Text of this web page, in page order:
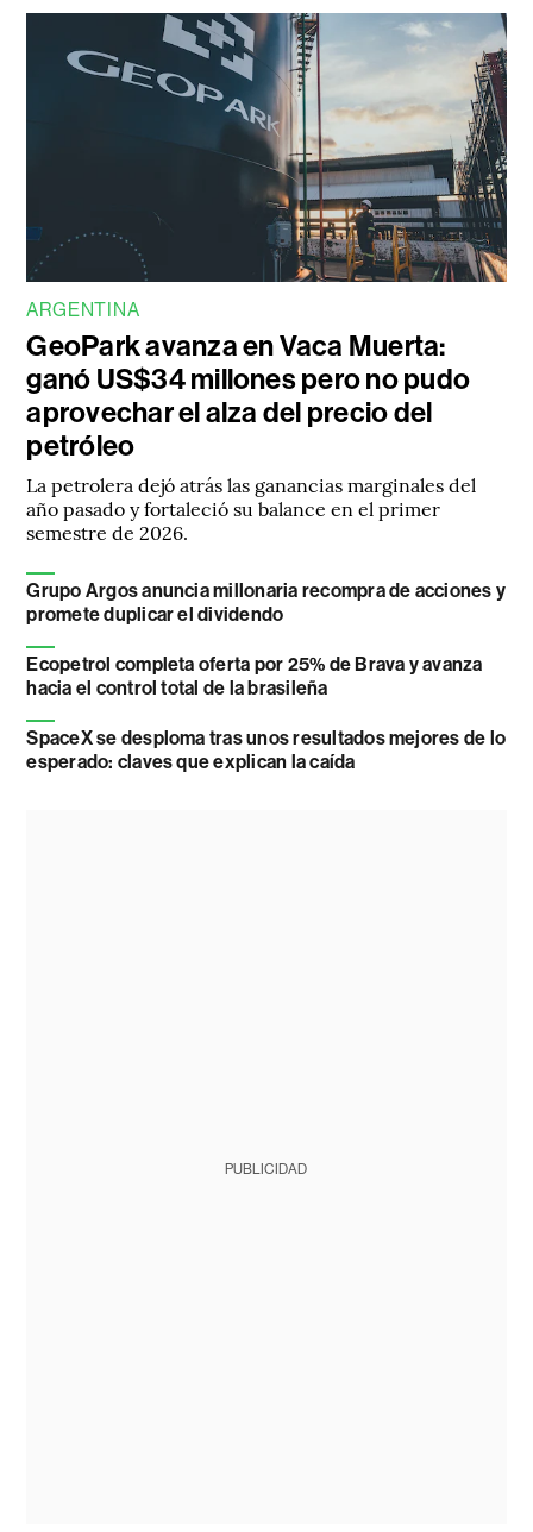
ARGENTINA
GeoPark avanza en Vaca Muerta:
ganó US$34 millones pero no pudo
aprovechar el alza del precio del
petróleo
La petrolera dejó atrás las ganancias marginales del
año pasado y fortaleció su balance en el primer
semestre de 2026.
Grupo Argos anuncia millonaria recompra de acciones y
promete duplicar el dividendo
Ecopetrol completa oferta por 25% de Brava y avanza
hacia el control total de la brasileña
SpaceX se desploma tras unos resultados mejores de lo
esperado: claves que explican la caída
PUBLICIDAD